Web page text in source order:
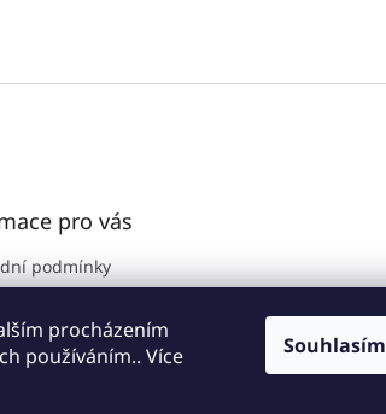
procházením
používáním.. Více
Souhlasím
pro vás
podmínky